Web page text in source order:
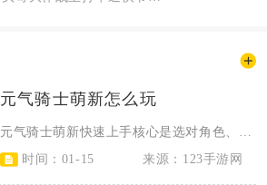
元气骑士萌新怎么玩
时间：01-15
来源：123手游网